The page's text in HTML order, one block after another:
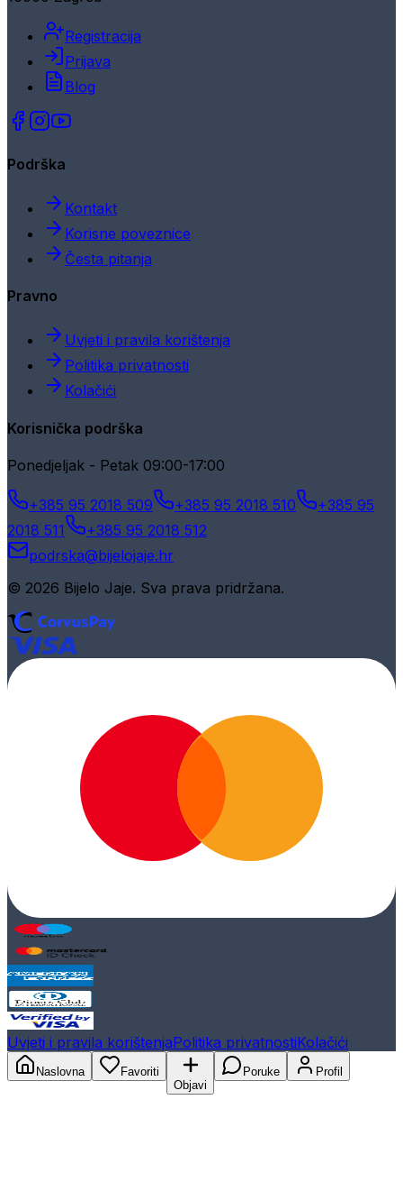
Registracija
Prijava
Blog
Podrška
Kontakt
Korisne poveznice
Česta pitanja
Pravno
Uvjeti i pravila korištenja
Politika privatnosti
Kolačići
Korisnička podrška
Ponedjeljak - Petak 09:00-17:00
+385 95 2018 509 +385 95 2018 510
+385 95
2018 511
+385 95 2018 512
podrska@bijelojaje.hr
© 2026 Bijelo Jaje. Sva prava pridržana.
Uvjeti i pravila korištenjaPolitika privatnostiKolačići
Naslovna
Favoriti
Objavi
Poruke Profil